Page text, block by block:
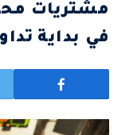
مشتريات
في بداية